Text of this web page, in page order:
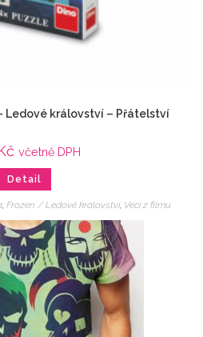
Ledové království – Přátelství
včetně DPH
Detail
, Frozen / Ledové království, Veci z filmu